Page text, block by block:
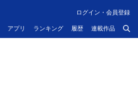
アプリ ランキング 履歴 連載作品
ログイン・会員登録